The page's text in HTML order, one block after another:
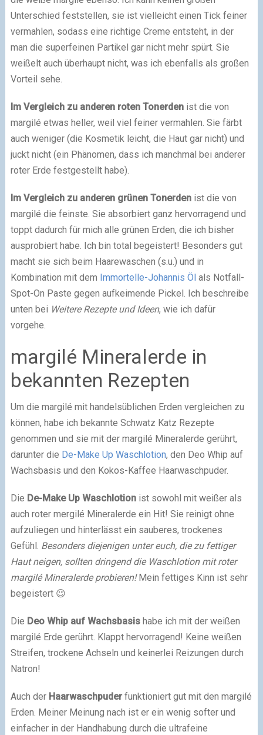
Unterschied feststellen, sie ist vielleicht einen Tick feiner
vermahlen, sodass eine richtige Creme entsteht, in der
man die superfeinen Partikel gar nicht mehr spürt. Sie
weißelt auch überhaupt nicht, was ich ebenfalls als großen
Vorteil sehe.
Im Vergleich zu anderen roten Tonerdenist die von
margilé etwas heller, weil viel feiner vermahlen. Sie färbt
auch weniger (die Kosmetik leicht, die Haut gar nicht) und
juckt nicht (ein Phänomen, dass ich manchmal bei anderer
roter Erde festgestellt habe).
Im Vergleich zu anderen grünen Tonerdenist die von
margilé die feinste. Sie absorbiert ganz hervorragend und
toppt dadurch für mich alle grünen Erden, die ich bisher
ausprobiert habe. Ich bin total begeistert! Besonders gut
macht sie sich beim Haarewaschen (s.u.) und in
Kombination mit dem Immortelle-Johannis Öl als Notfall-
Spot-On Paste gegen aufkeimende Pickel. Ich beschreibe
unten bei Weitere Rezepte und Ideen, wie ich dafür
vorgehe.
margilé Mineralerde in
bekannten Rezepten
Um die margilé mit handelsüblichen Erden vergleichen zu
können, habe ich bekannte Schwatz Katz Rezepte
genommen und sie mit der margilé Mineralerde gerührt,
darunter die De-Make Up Waschlotion, den Deo Whip auf
Wachsbasis und den Kokos-Kaffee Haarwaschpuder.
Die De-Make Up Waschlotionist sowohl mit weißer als
auch roter mergilé Mineralerde ein Hit! Sie reinigt ohne
aufzuliegen und hinterlässt ein sauberes, trockenes
Gefühl. Besonders diejenigen unter euch, die zu fettiger
Haut neigen, sollten dringend die Waschlotion mit roter
margilé Mineralerde probieren!Mein fettiges Kinn ist sehr
begeistert 😉
Die Deo Whip auf Wachsbasishabe ich mit der weißen
margilé Erde gerührt. Klappt hervorragend! Keine weißen
Streifen, trockene Achseln und keinerlei Reizungen durch
Natron!
Auch der Haarwaschpuderfunktioniert gut mit den margilé
Erden. Meiner Meinung nach ist er ein wenig softer und
einfacher in der Handhabung durch die ultrafeine